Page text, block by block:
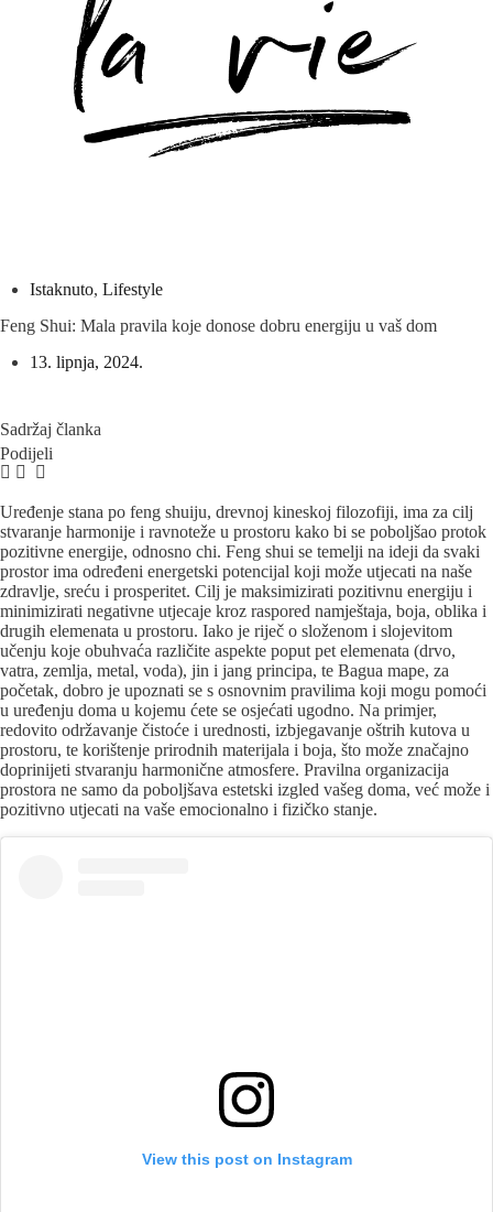
Istaknuto,Lifestyle
Feng Shui: Mala pravila koje donose dobru energiju u vaš dom
13. lipnja, 2024.
Sadržaj članka
Podijeli
Uređenje stana po feng shuiju, drevnoj kineskoj filozofiji, ima za cilj
stvaranje harmonije i ravnoteže u prostoru kako bi se poboljšao protok
pozitivne energije, odnosno chi. Feng shui se temelji na ideji da svaki
prostor ima određeni energetski potencijal koji može utjecati na naše
zdravlje, sreću i prosperitet. Cilj je maksimizirati pozitivnu energiju i
minimizirati negativne utjecaje kroz raspored namještaja, boja, oblika i
drugih elemenata u prostoru. Iako je riječ o složenom i slojevitom
učenju koje obuhvaća različite aspekte poput pet elemenata (drvo,
vatra, zemlja, metal, voda), jin i jang principa, te Bagua mape, za
početak, dobro je upoznati se s osnovnim pravilima koji mogu pomoći
u uređenju doma u kojemu ćete se osjećati ugodno. Na primjer,
redovito održavanje čistoće i urednosti, izbjegavanje oštrih kutova u
prostoru, te korištenje prirodnih materijala i boja, što može značajno
doprinijeti stvaranju harmonične atmosfere. Pravilna organizacija
prostora ne samo da poboljšava estetski izgled vašeg doma, već može i
pozitivno utjecati na vaše emocionalno i fizičko stanje.
View this post on Instagram